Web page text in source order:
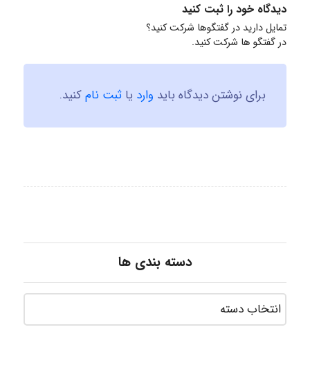
دیدگاه خود را ثبت کنید
تمایل دارید در گفتگوها شرکت کنید؟
در گفتگو ها شرکت کنید.
برای نوشتن دیدگاه باید وارد یا ثبت نامکنید.
دسته بندی ها